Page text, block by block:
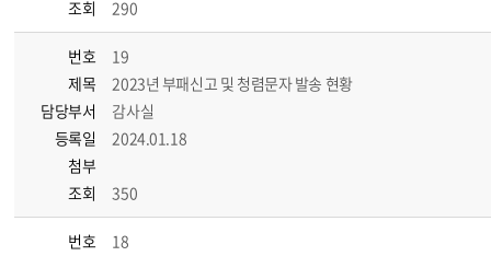
조회 290
번호
19
제목
2023년 부패신고 및 청렴문자 발송 현황
담당부서
감사실
등록일
2024.01.18
첨부
조회
350
번호
18